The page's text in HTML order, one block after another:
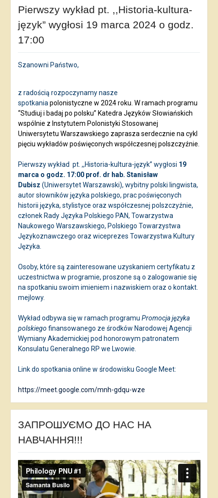
Pierwszy wykład pt. ,,Historia-kultura-
język” wygłosi 19 marca 2024 o godz.
17:00
Szanowni Państwo,
z radością rozpoczynamy nasze
spotkaniapolonistyczne w 2024 roku. W ramach programu
“Studiuj i badaj po polsku” Katedra Języków Słowiańskich
wspólnie z Instytutem Polonistyki Stosowanej
Uniwersytetu Warszawskiego zaprasza serdecznie na cykl
pięciu wykładów poświęconych współczesnej polszczyźnie.
Pierwszy wykład pt. ,,Historia-kultura-język” wygłosi 19
marca o godz. 17:00 prof. dr hab. Stanisław
Dubisz (Uniwersytet Warszawski), wybitny polski lingwista,
autor słowników języka polskiego, prac poświęconych
historii języka, stylistyce oraz współczesnej polszczyźnie,
członek Rady Języka Polskiego PAN, Towarzystwa
Naukowego Warszawskiego, Polskiego Towarzystwa
Językoznawczego oraz wiceprezes Towarzystwa Kultury
Języka.
Osoby, które są zainteresowane uzyskaniem certyfikatu z
uczestnictwa w programie, proszone są o zalogowanie się
na spotkaniu swoim imieniem i nazwiskiem oraz o kontakt.
mejlowy.
Wykład odbywa się w ramach programu Promocja języka
polskiego finansowanego ze środków Narodowej Agencji
Wymiany Akademickiej pod honorowym patronatem
Konsulatu Generalnego RP we Lwowie.
Link do spotkania online w środowisku Google Meet:
https://meet.google.com/mnh-gdqu-wze
ЗАПРОШУЄМО ДО НАС НА
НАВЧАННЯ!!!
Відеопрогравач